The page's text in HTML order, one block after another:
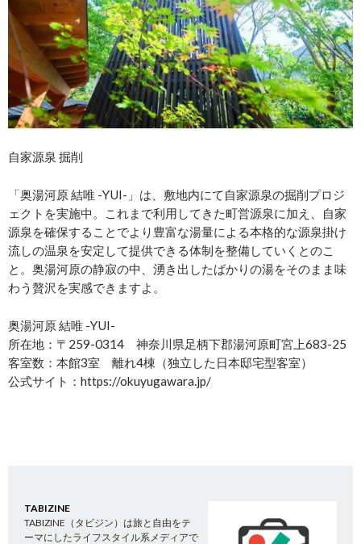
自家源泉 掘削
「奥湯河原 結唯 -YUI-」は、敷地内にて自家源泉の掘削プロジ
ェクトを実施中。これまで利用してきた町営源泉に加え、自家
源泉を確保することでより豊富な湯量による本格的な源泉掛け
流しの温泉を安定して提供できる体制を整備していくとのこ
と。奥湯河原の静寂の中、湧き出したばかりの湯をそのまま味
わう贅沢を実感できますよ。
奥湯河原 結唯 -YUI-
所在地：〒259-0314 神奈川県足柄下郡湯河原町宮上683-25
客室数：本館3室 離れ4棟（独立した日本邸宅型客室）
公式サイト：https://okuyugawara.jp/
TABIZINE
TABIZINE（タビジン）は旅と自由をテ
ーマにしたライフスタイル系メディアで